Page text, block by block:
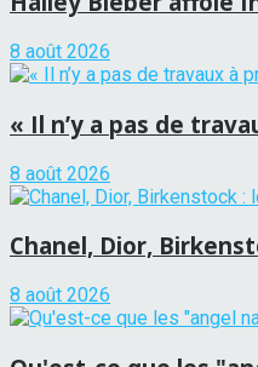
8 août 2026
« Il n’y a pas de
8 août 2026
Chanel, Dior,
8 août 2026